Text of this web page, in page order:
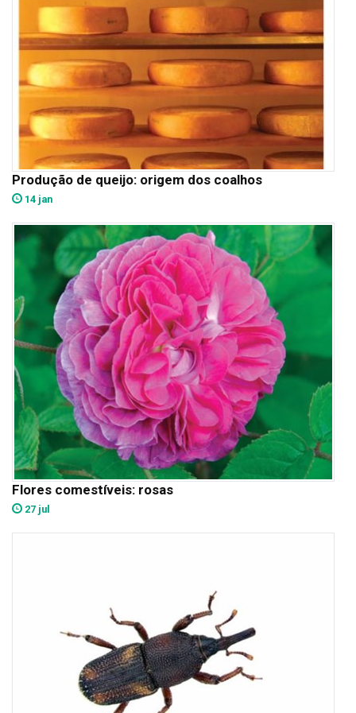
Produção de queijo: origem dos coalhos
14 jan
Flores comestíveis: rosas
27 jul